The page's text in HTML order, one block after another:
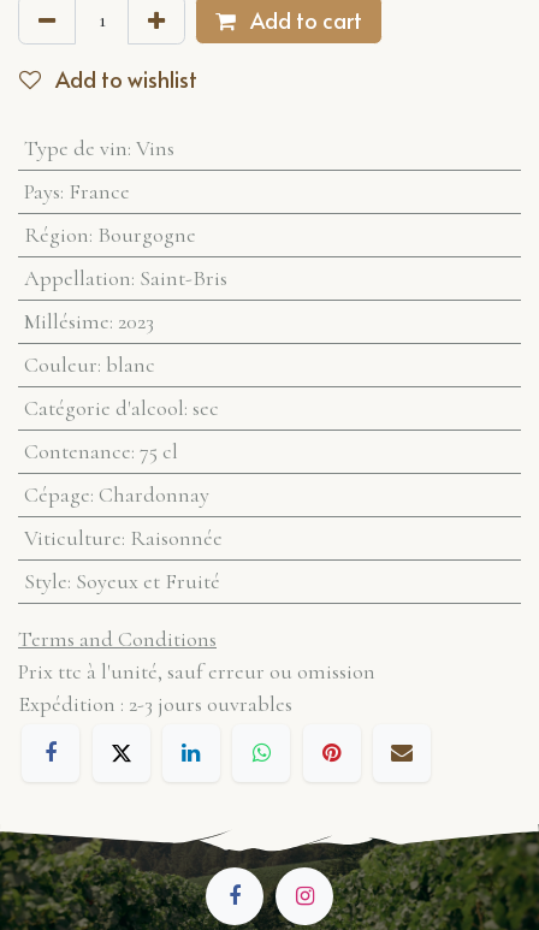
Add to cart
Add to wishlist
Type de vin: Vins
Pays: France
Région: Bourgogne
Appellation: Saint-Bris
Millésime: 2023
Couleur: blanc
Catégorie d'alcool: sec
Contenance: 75 cl
Cépage: Chardonnay
Viticulture: Raisonnée
Style: Soyeux et Fruité
Terms and Conditions
Prix ttc à l'unité, sauf erreur ou omission
Expédition : 2-3 jours ouvrables